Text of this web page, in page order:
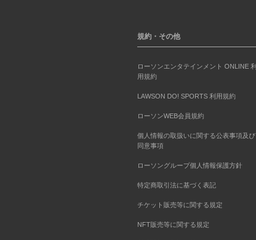
規約・その他
ローソンエンタテインメント ONLINE 利
用規約
LAWSON DO! SPORTS 利用規約
ローソンWEB会員規約
個人情報の取扱いに関する公表事項及び
同意事項
ローソングループ個人情報保護方針
特定商取引法に基づく表記
チケット販売等に関する規定
NFT販売等に関する規定